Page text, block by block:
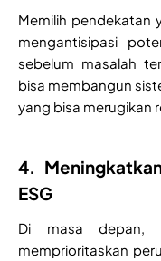
Memilih pendekatan
mengantisipasi
sebelum masalah
bisa membangun
yang bisa merugikan
4.
ESG
Di masa depan,
memprioritaskan